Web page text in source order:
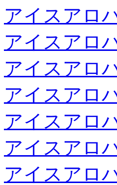
アイスアロ
アイスアロ
アイスアロ
アイスアロ
アイスアロ
アイスアロ
アイスアロ